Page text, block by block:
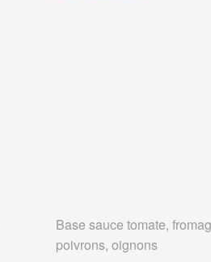
Base sauce tomate,
poivrons, oignons